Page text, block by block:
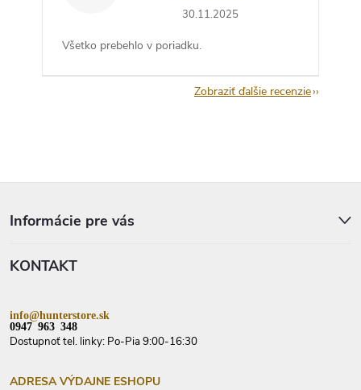
30.11.2025
Všetko prebehlo v poriadku.
Zobraziť ďalšie recenzie
Informácie pre vás
KONTAKT
info@hunterstore.sk
0947 963 348
Dostupnoť tel. linky: Po-Pia 9:00-16:30
ADRESA VÝDAJNE ESHOPU